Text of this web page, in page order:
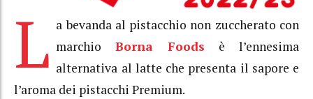
L a bevanda al pistacchio non zuccherato con
marchioBorna Foods è l’ennesima
alternativa al latte che presenta il sapore e
l’aroma dei pistacchi Premium.